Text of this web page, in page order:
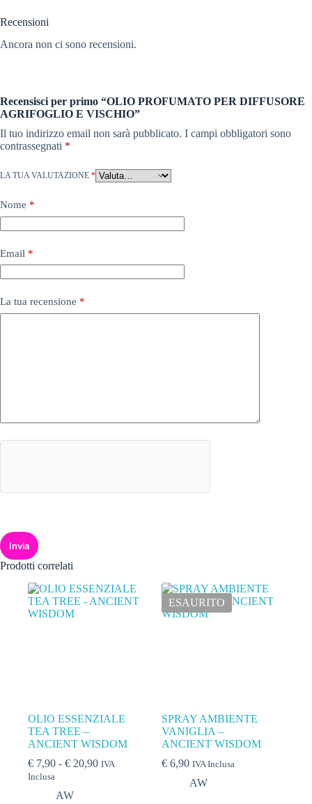
Recensioni
Ancora non ci sono recensioni.
Recensisci per primo “OLIO PROFUMATO PER DIFFUSORE
AGRIFOGLIO E VISCHIO”
Il tuo indirizzo email non sarà pubblicato. I campi obbligatori sono
contrassegnati *
LA TUA VALUTAZIONE *
Nome *
Email *
La tua recensione *
Invia
Prodotti correlati
OLIO ESSENZIALE
TEA TREE –
ANCIENT WISDOM
€ 7,90 - € 20,90 IVA
Inclusa
AW
ESAURITO
SPRAY AMBIENTE
VANIGLIA –
ANCIENT WISDOM
€ 6,90 IVA Inclusa
AW